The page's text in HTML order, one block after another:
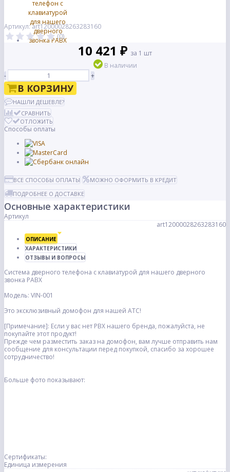
Артикул: art12000028263283160
(0)
10 421 ₽ за 1 шт
В наличии
-
+
В КОРЗИНУ
НАШЛИ ДЕШЕВЛЕ?
СРАВНИТЬ
ОТЛОЖИТЬ
Способы оплаты
ВСЕ СПОСОБЫ ОПЛАТЫ
МОЖНО ОФОРМИТЬ В КРЕДИТ
ПОДРОБНЕЕ О ДОСТАВКЕ
Основные характеристики
Артикул
art12000028263283160
ОПИСАНИЕ
ХАРАКТЕРИСТИКИ
ОТЗЫВЫ И ВОПРОСЫ
Система дверного телефона с клавиатурой для нашего дверного
звонка PABX
Модель: VIN-001
Это эксклюзивный домофон для нашей АТС!
[Примечание]: Если у вас нет PBX нашего бренда, пожалуйста, не
покупайте этот продукт!
Прежде чем разместить заказ на домофон, вам лучше отправить нам
сообщение для консультации перед покупкой, спасибо за хорошее
сотрудничество!
Больше фото показывают:
Сертификаты:
Единица измерения